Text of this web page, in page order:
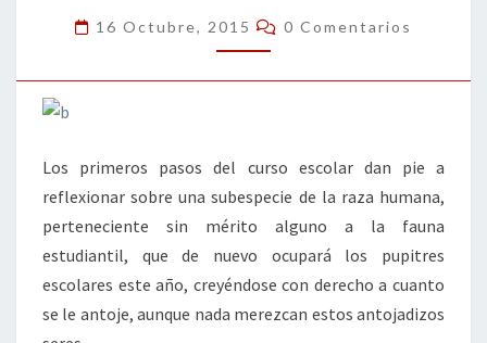
16 Octubre, 2015 Comentarios
0 Comentarios
Los primeros pasos del curso escolar dan pie a
reflexionar sobre una subespecie de la raza humana,
perteneciente sin mérito alguno a la fauna
estudiantil, que de nuevo ocupará los pupitres
escolares este año, creyéndose con derecho a cuanto
se le antoje, aunque nada merezcan estos antojadizos